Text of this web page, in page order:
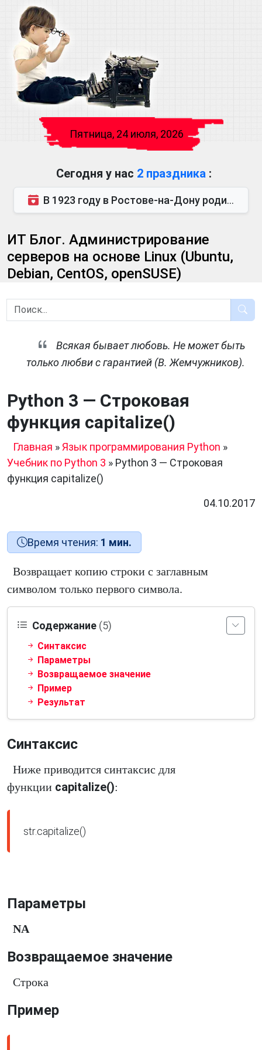
Пятница, 24 июля, 2026
Сегодня у нас 2 праздника :
В 1923 году в Ростове-на-Дону родился Виктор Михайлович Глушков. Под руководством Виктора Михайло...
ИТ Блог. Администрирование
серверов на основе Linux (Ubuntu,
Debian, CentOS, openSUSE)
Всякая бывает любовь. Не может быть
только любви с гарантией (В. Жемчужников).
Python 3 — Строковая
функция capitalize()
Главная » Язык программирования Python »
Учебник по Python 3 » Python 3 — Строковая
функция capitalize()
04.10.2017
Время чтения: 1 мин.
Возвращает копию строки с заглавным
символом только первого символа.
Содержание (5)
Синтаксис
Параметры
Возвращаемое значение
Пример
Результат
Синтаксис
Ниже приводится синтаксис для
функции capitalize():
str.capitalize()
Параметры
NA
Возвращаемое значение
Строка
Пример